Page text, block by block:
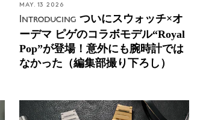
MAY. 13 2026
Introducing ついにスウォッチ×オ
ーデマ ピゲのコラボモデル“Royal
Pop”が登場！意外にも腕時計では
なかった（編集部撮り下ろし）